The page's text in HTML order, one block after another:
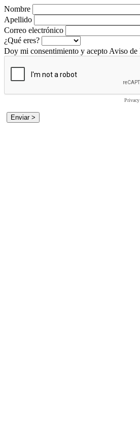
Nombre
Apellido
Correo electrónico
¿Qué eres?
Doy mi consentimiento y acepto Aviso
Privacy